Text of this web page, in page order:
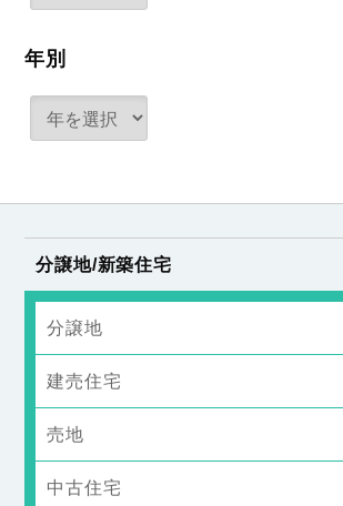
年別
分譲地/新築住宅
分譲地
建売住宅
売地
中古住宅